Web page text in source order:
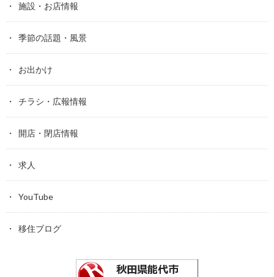
施設・お店情報
季節の話題・風景
お出かけ
チラシ・広報情報
開店・閉店情報
求人
YouTube
移住ブログ